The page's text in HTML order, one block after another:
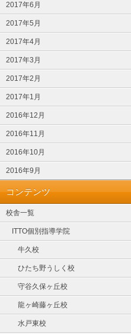
2017年6月
2017年5月
2017年4月
2017年3月
2017年2月
2017年1月
2016年12月
2016年11月
2016年10月
2016年9月
コンテンツ
校舎一覧
ITTO個別指導学院
牛久校
ひたち野うしく校
守谷久保ヶ丘校
龍ヶ崎藤ヶ丘校
水戸東校